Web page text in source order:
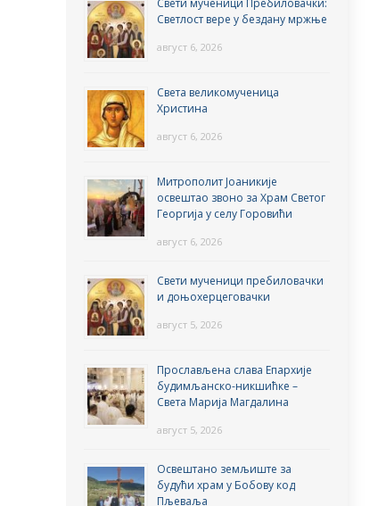
Светлост вере у бездану мржње
август 6, 2026
Света великомученица
Христина
август 6, 2026
Митрополит Јоаникије
освештао звоно за Храм Светог
Георгија у селу Горовићи
август 6, 2026
Свети мученици пребиловачки
и доњохерцеговачки
август 5, 2026
Прослављена слава Епархије
будимљанско-никшићке –
Света Марија Магдалина
август 5, 2026
Освештано земљиште за
будући храм у Бобову код
Пљеваља